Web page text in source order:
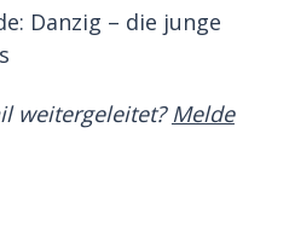
Danzig – die junge
weitergeleitet?Melde